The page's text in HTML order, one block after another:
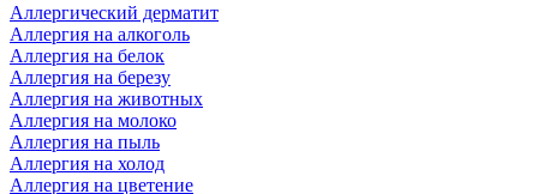
Аллергический дерматит
Аллергия на алкоголь
Аллергия на белок
Аллергия на березу
Аллергия на животных
Аллергия на молоко
Аллергия на пыль
Аллергия на холод
Аллергия на цветение